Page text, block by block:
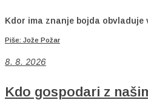
Kdor ima znanje bojda obvladuje
Piše: Jože Požar
8. 8. 2026
Kdo gospodari z